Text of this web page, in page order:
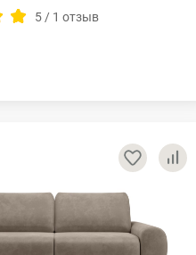
5 / 1 отзыв